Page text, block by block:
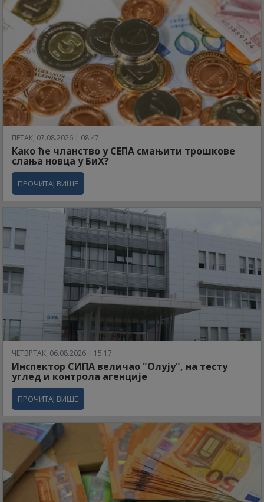
ПЕТАК, 07.08.2026 | 08:47
Како ће чланство у СЕПА смањити трошкове
слања новца у БиХ?
ПРОЧИТАЈ ВИШЕ
ЧЕТВРТАК, 06.08.2026 | 15:17
Инспектор СИПА величао "Олују", на тесту
углед и контрола агенције
ПРОЧИТАЈ ВИШЕ